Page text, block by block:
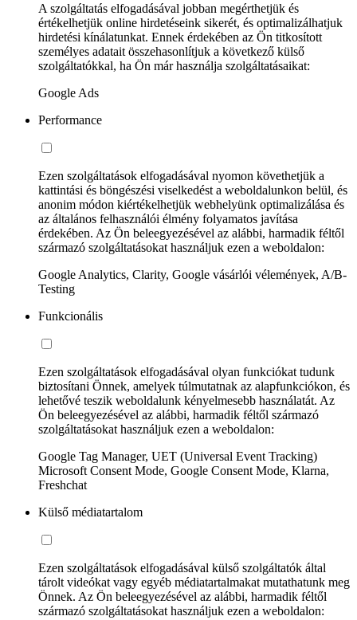
A szolgáltatás elfogadásával jobban megérthetjük és
értékelhetjük online hirdetéseink sikerét, és optimalizálhatjuk
hirdetési kínálatunkat. Ennek érdekében az Ön titkosított
személyes adatait összehasonlítjuk a következő külső
szolgáltatókkal, ha Ön már használja szolgáltatásaikat:
Google Ads
Performance
Ezen szolgáltatások elfogadásával nyomon követhetjük a
kattintási és böngészési viselkedést a weboldalunkon belül, és
anonim módon kiértékelhetjük webhelyünk optimalizálása és
az általános felhasználói élmény folyamatos javítása
érdekében. Az Ön beleegyezésével az alábbi, harmadik féltől
származó szolgáltatásokat használjuk ezen a weboldalon:
Google Analytics, Clarity, Google vásárlói vélemények, A/B-
Testing
Funkcionális
Ezen szolgáltatások elfogadásával olyan funkciókat tudunk
biztosítani Önnek, amelyek túlmutatnak az alapfunkciókon, és
lehetővé teszik weboldalunk kényelmesebb használatát. Az
Ön beleegyezésével az alábbi, harmadik féltől származó
szolgáltatásokat használjuk ezen a weboldalon:
Google Tag Manager, UET (Universal Event Tracking)
Microsoft Consent Mode, Google Consent Mode, Klarna,
Freshchat
Külső médiatartalom
Ezen szolgáltatások elfogadásával külső szolgáltatók által
tárolt videókat vagy egyéb médiatartalmakat mutathatunk meg
Önnek. Az Ön beleegyezésével az alábbi, harmadik féltől
származó szolgáltatásokat használjuk ezen a weboldalon: